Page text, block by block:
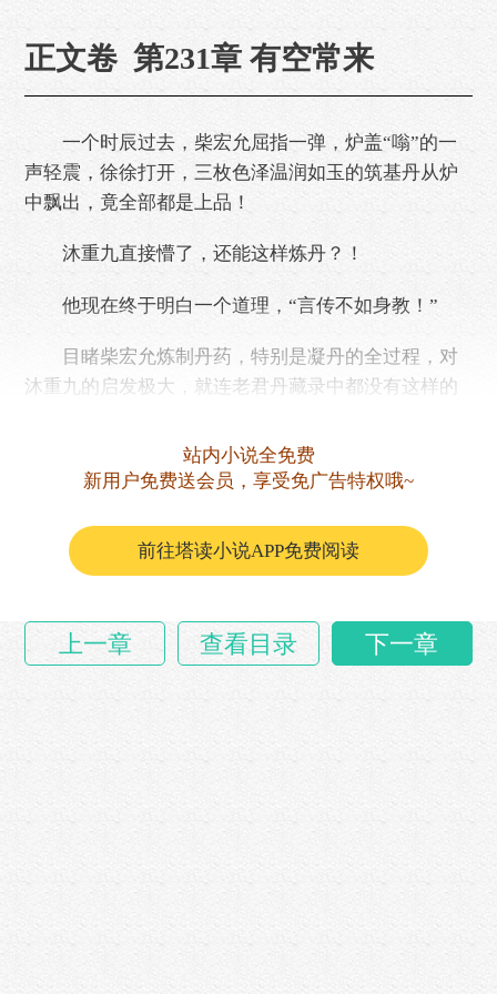
正文卷 第231章 有空常来
一个时辰过去，柴宏允屈指一弹，炉盖“嗡”的一
声轻震，徐徐打开，三枚色泽温润如玉的筑基丹从炉
中飘出，竟全部都是上品！
沐重九直接懵了，还能这样炼丹？！
他现在终于明白一个道理，“言传不如身教！”
目睹柴宏允炼制丹药，特别是凝丹的全过程，对
沐重九的启发极大，就连老君丹藏录中都没有这样的
虽然他并不打算深耕丹道，但多学一点总……
站内小说全免费
新用户免费送会员，享受免广告特权哦~
前往塔读小说APP免费阅读
上一章 查看目录 下一章